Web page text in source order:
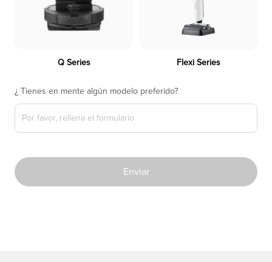
Q Series Flexi Series
¿ Tienes en mente algún modelo preferido?
Enviar